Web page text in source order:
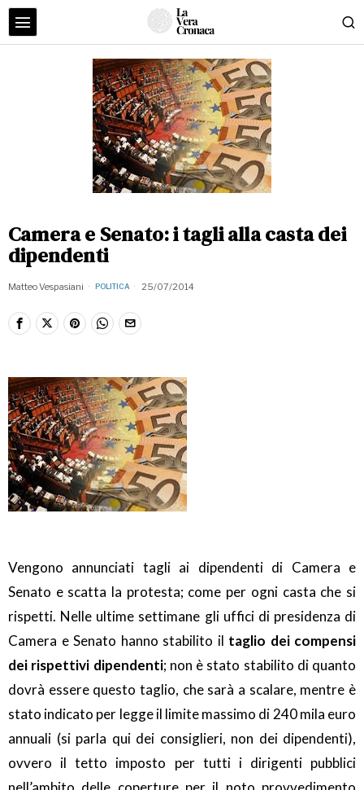
Camera e Senato: i tagli alla casta dei
dipendenti
Matteo Vespasiani POLITICA 25/07/2014
Vengono annunciati tagli ai dipendenti di Camera e
Senato e scatta la protesta; come per ogni casta che si
rispetti. Nelle ultime settimane gli uffici di presidenza di
Camera e Senato hanno stabilito il taglio dei compensi
dei rispettivi dipendenti; non è stato stabilito di quanto
dovrà essere questo taglio, che sarà a scalare, mentre è
stato indicato per legge il limite massimo di 240 mila euro
annuali (si parla qui dei consiglieri, non dei dipendenti),
ovvero il tetto imposto per tutti i dirigenti pubblici